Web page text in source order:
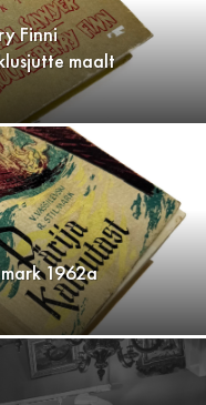
Finni
maalt
1962a